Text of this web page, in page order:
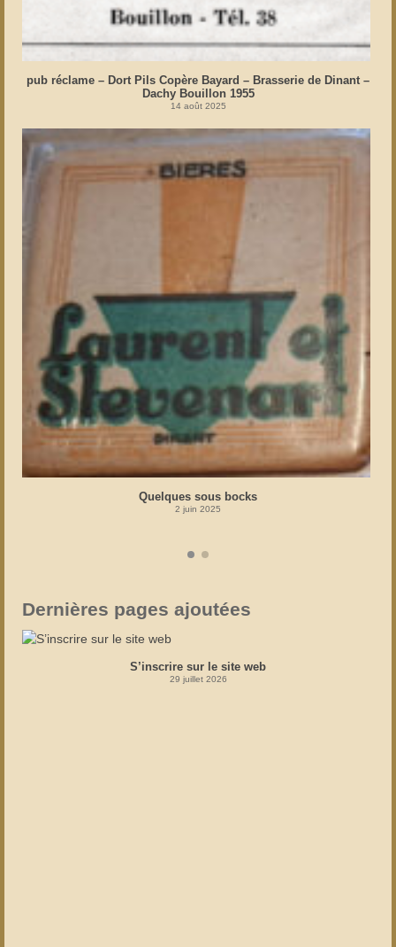
pub réclame – Dort Pils Copère Bayard – Brasserie de Dinant –
Dachy Bouillon 1955
14 août 2025
Quelques sous bocks
2 juin 2025
Dernières pages ajoutées
S’inscrire sur le site web
29 juillet 2026